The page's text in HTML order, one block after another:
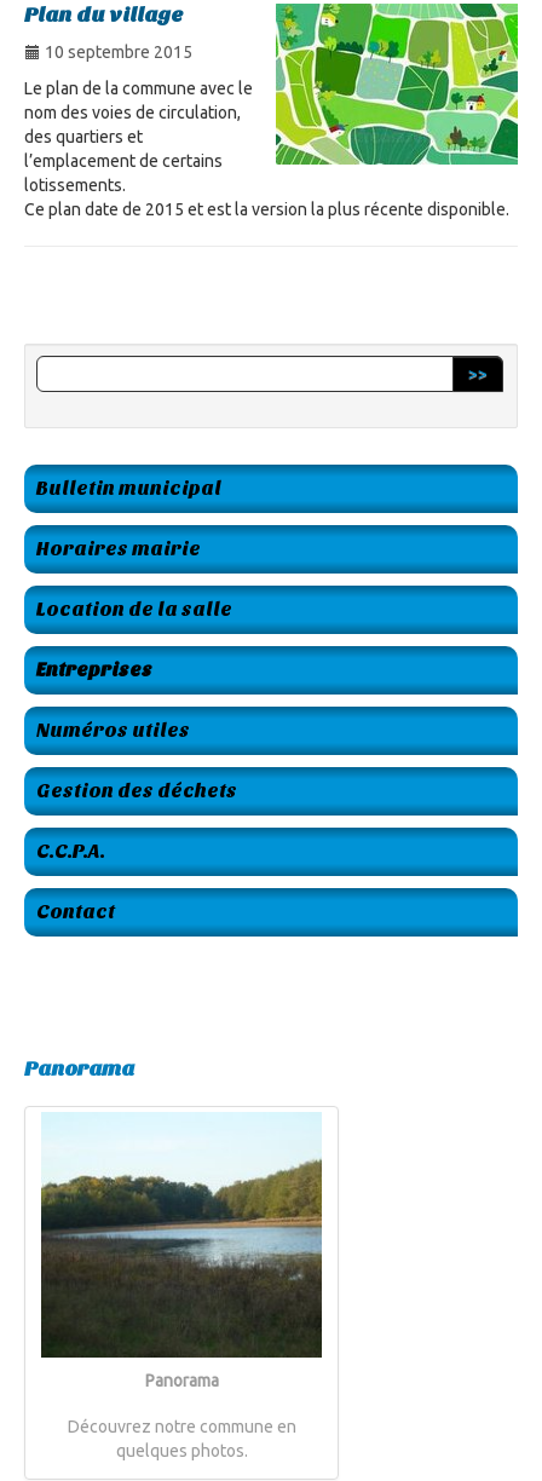
Plan du village
10 septembre 2015
Le plan de la commune avec le
nom des voies de circulation,
des quartiers et
l’emplacement de certains
lotissements.
Ce plan date de 2015 et est la version la plus récente disponible.
>>
Bulletin municipal
Horaires mairie
Location de la salle
Entreprises
Numéros utiles
Gestion des déchets
C.C.P.A.
Contact
Panorama
Panorama
Découvrez notre commune en
quelques photos.